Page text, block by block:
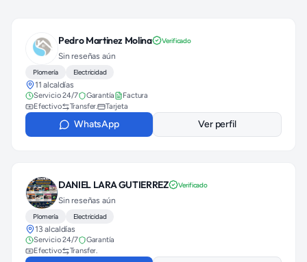
Pedro Martinez Molina Verificado
Sin reseñas aún
Plomería Electricidad
11 alcaldías
Servicio 24/7 Garantía
Factura
Efectivo
Transfer. Tarjeta
WhatsApp Ver perfil
DANIEL LARA GUTIERREZ Verificado
Sin reseñas aún
Plomería Electricidad
13 alcaldías
Servicio 24/7
Garantía
Efectivo
Transfer.